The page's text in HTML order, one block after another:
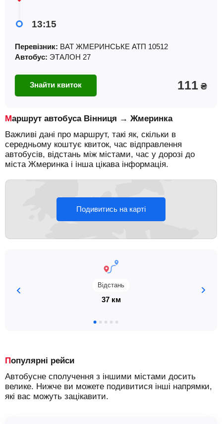
13:15
Перевізник: ВАТ ЖМЕРИНСЬКЕ АТП 10512
Автобус: ЭТАЛОН 27
Знайти квиток 111 ₴
Маршрут автобуса Вінниця → Жмеринка
Важливі дані про маршрут, такі як, скільки в
середньому коштує квиток, час відправлення
автобусів, відстань між містами, час у дорозі до
міста Жмеринка і інша цікава інформація.
Подивитись на карті
Відстань
37 км
Популярні рейси
Автобусне сполучення з іншими містами досить
велике. Нижче ви можете подивитися інші напрямки,
які вас можуть зацікавити.